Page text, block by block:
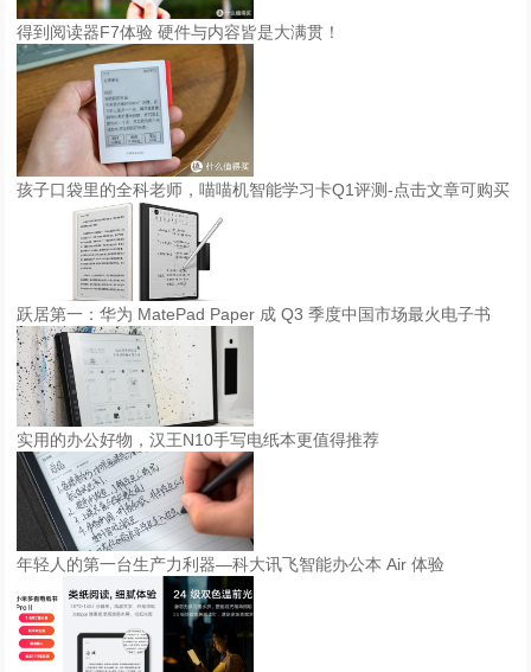
得到阅读器F7体验 硬件与内容皆是大满贯！
孩子口袋里的全科老师，喵喵机智能学习卡Q1评测-点击文章可购买
跃居第一：华为 MatePad Paper 成 Q3 季度中国市场最火电子书
实用的办公好物，汉王N10手写电纸本更值得推荐
年轻人的第一台生产力利器—科大讯飞智能办公本 Air 体验